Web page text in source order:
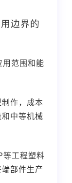
边界的
范围和能
作，成本
中等机械
等工程塑料
部件生产